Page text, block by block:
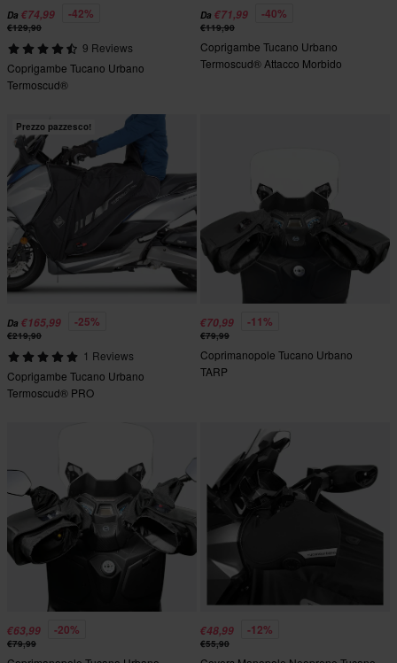
Da €74,99 -42%
€129,90
9 Reviews
Coprigambe Tucano Urbano
Termoscud®
Da €71,99 -40%
€119,90
Coprigambe Tucano Urbano
Termoscud® Attacco Morbido
Prezzo pazzesco!
Da €165,99 -25%
€219,90
1 Reviews
Coprigambe Tucano Urbano
Termoscud® PRO
€70,99 -11%
€79,99
Coprimanopole Tucano Urbano
TARP
€63,99 -20%
€79,99
€48,99 -12%
€55,90